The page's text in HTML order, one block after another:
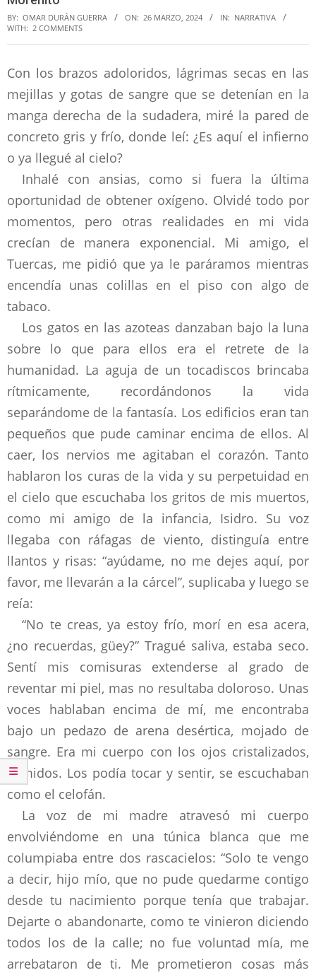
BY: OMAR DURÁN GUERRA ON: 26 MARZO, 2024 IN: NARRATIVA
WITH: 2 COMMENTS
Con los brazos adoloridos, lágrimas secas en las
mejillas y gotas de sangre que se detenían en la
manga derecha de la sudadera, miré la pared de
concreto gris y frío, donde leí: ¿Es aquí el infierno
o ya llegué al cielo?
Inhalé con ansias, como si fuera la última
oportunidad de obtener oxígeno. Olvidé todo por
momentos, pero otras realidades en mi vida
crecían de manera exponencial. Mi amigo, el
Tuercas, me pidió que ya le paráramos mientras
encendía unas colillas en el piso con algo de
tabaco.
Los gatos en las azoteas danzaban bajo la luna
sobre lo que para ellos era el retrete de la
humanidad. La aguja de un tocadiscos brincaba
rítmicamente, recordándonos la vida
separándome de la fantasía. Los edificios eran tan
pequeños que pude caminar encima de ellos. Al
caer, los nervios me agitaban el corazón. Tanto
hablaron los curas de la vida y su perpetuidad en
el cielo que escuchaba los gritos de mis muertos,
como mi amigo de la infancia, Isidro. Su voz
llegaba con ráfagas de viento, distinguía entre
llantos y risas: “ayúdame, no me dejes aquí, por
favor, me llevarán a la cárcel”, suplicaba y luego se
reía:
“No te creas, ya estoy frío, morí en esa acera,
¿no recuerdas, güey?” Tragué saliva, estaba seco.
Sentí mis comisuras extenderse al grado de
reventar mi piel, mas no resultaba doloroso. Unas
voces hablaban encima de mí, me encontraba
bajo un pedazo de arena desértica, mojado de
sangre. Era mi cuerpo con los ojos cristalizados,
sumidos. Los podía tocar y sentir, se escuchaban
como el celofán.
La voz de mi madre atravesó mi cuerpo
envolviéndome en una túnica blanca que me
columpiaba entre dos rascacielos: “Solo te vengo
a decir, hijo mío, que no pude quedarme contigo
desde tu nacimiento porque tenía que trabajar.
Dejarte o abandonarte, como te vinieron diciendo
todos los de la calle; no fue voluntad mía, me
arrebataron de ti. Me prometieron cosas más